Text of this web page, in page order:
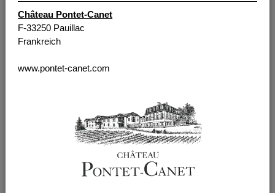
Château Pontet-Canet
F-33250 Pauillac
Frankreich
www.pontet-canet.com